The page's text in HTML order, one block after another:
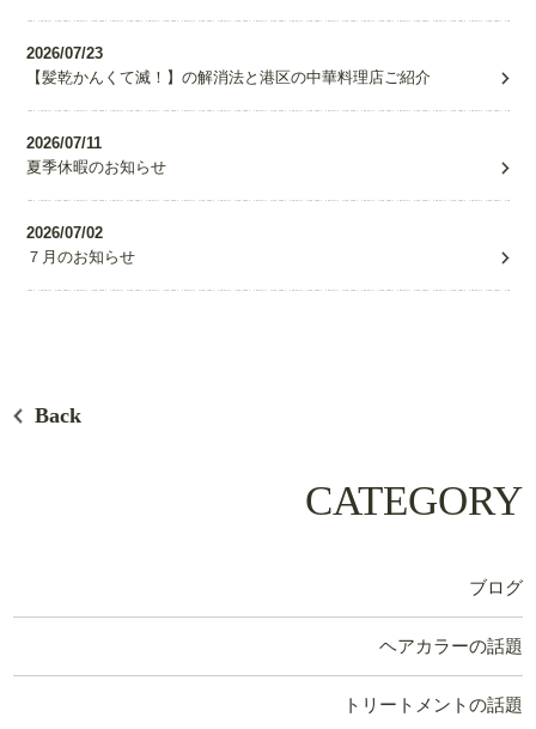
2026/07/23
【髪乾かんくて滅！】の解消法と港区の中華料理店ご紹介
2026/07/11
夏季休暇のお知らせ
2026/07/02
７月のお知らせ
Back
CATEGORY
ブログ
ヘアカラーの話題
トリートメントの話題